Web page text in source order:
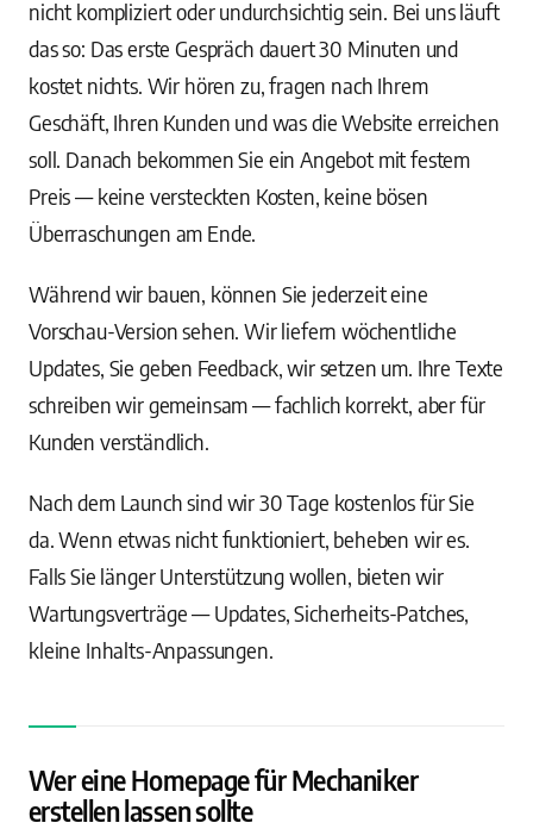
nicht kompliziert oder undurchsichtig sein. Bei uns läuft
das so: Das erste Gespräch dauert 30 Minuten und
kostet nichts. Wir hören zu, fragen nach Ihrem
Geschäft, Ihren Kunden und was die Website erreichen
soll. Danach bekommen Sie ein Angebot mit festem
Preis — keine versteckten Kosten, keine bösen
Überraschungen am Ende.
Während wir bauen, können Sie jederzeit eine
Vorschau-Version sehen. Wir liefern wöchentliche
Updates, Sie geben Feedback, wir setzen um. Ihre Texte
schreiben wir gemeinsam — fachlich korrekt, aber für
Kunden verständlich.
Nach dem Launch sind wir 30 Tage kostenlos für Sie
da. Wenn etwas nicht funktioniert, beheben wir es.
Falls Sie länger Unterstützung wollen, bieten wir
Wartungsverträge — Updates, Sicherheits-Patches,
kleine Inhalts-Anpassungen.
Wer eine Homepage für Mechaniker
erstellen lassen sollte